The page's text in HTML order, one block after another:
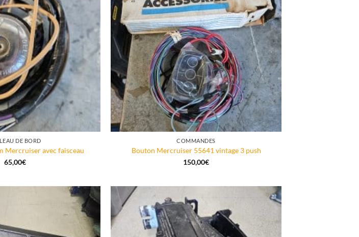
ancien
DE BORD
Mercruiser avec faisceau
65,00€
COMMANDES
Bouton Mercruiser 55641 vintage 3 push
150,00€